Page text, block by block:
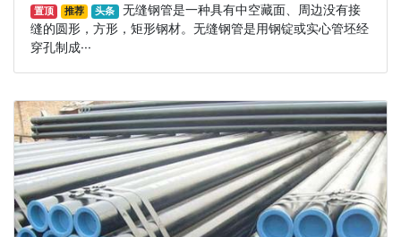
置顶 推荐 头条 无缝钢管是一种具有中空藏面、周边没有接
缝的圆形，方形，矩形钢材。无缝钢管是用钢锭或实心管坯经
穿孔制成···